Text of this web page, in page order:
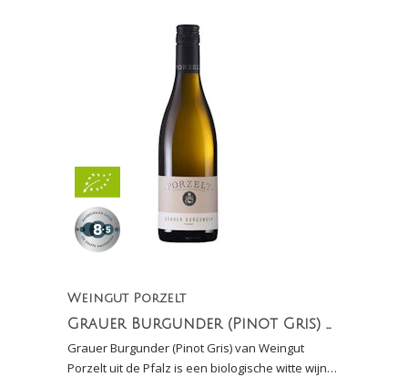
Weingut Porzelt
Grauer Burgunder (Pinot Gris) Gutswein Pfalz
Grauer Burgunder (Pinot Gris) van Weingut
Porzelt uit de Pfalz is een biologische witte wijn